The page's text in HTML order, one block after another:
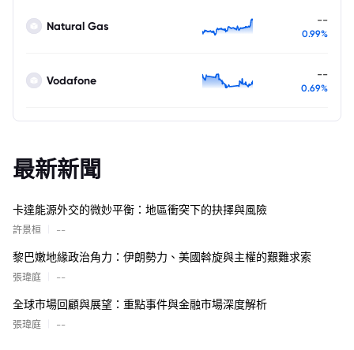
Natural Gas --
0.99%
Vodafone --
0.69%
最新新聞
卡達能源外交的微妙平衡：地區衝突下的抉擇與風險
許景桓 --
黎巴嫩地緣政治角力：伊朗勢力、美國斡旋與主權的艱難求索
張瑋庭 --
全球市場回顧與展望：重點事件與金融市場深度解析
張瑋庭 --